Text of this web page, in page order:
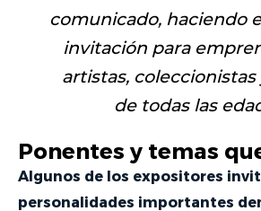
comunicado, haciendo
invitación para
artistas,
de todas las
Ponentes y temas
Algunos de los expositores
personalidades importantes